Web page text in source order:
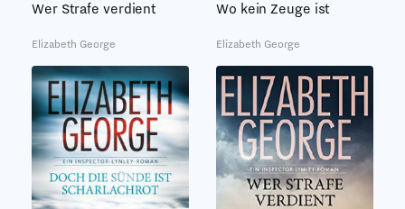
Wer Strafe verdient
Elizabeth George
Wo kein Zeuge ist
Elizabeth George